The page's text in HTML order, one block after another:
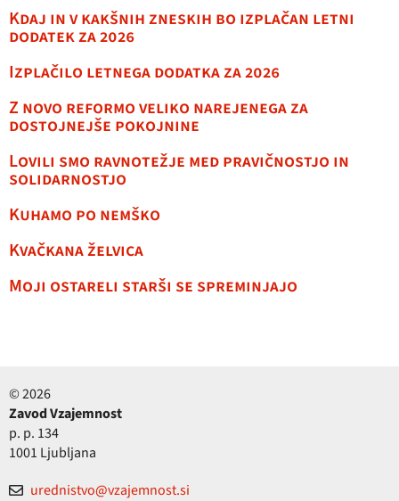
Kdaj in v kakšnih zneskih bo izplačan letni
dodatek za 2026
Izplačilo letnega dodatka za 2026
Z novo reformo veliko narejenega za
dostojnejše pokojnine
Lovili smo ravnotežje med pravičnostjo in
solidarnostjo
Kuhamo po nemško
Kvačkana želvica
Moji ostareli starši se spreminjajo
© 2026
Zavod Vzajemnost
p. p. 134
1001 Ljubljana
urednistvo@vzajemnost.si